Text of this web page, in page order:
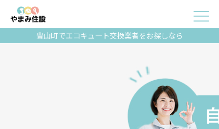
豊山町でエコキュート交換業者をお探しなら